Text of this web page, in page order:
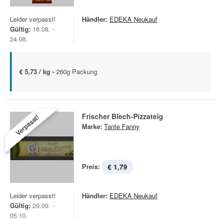
Leider verpasst!
Gültig: 18.08. -
24.08.
Händler: EDEKA Neukauf
€ 5,73 / kg - 260g Packung
Verpasst! Frischer Blech-Pizzateig
Marke: Tante Fanny
Preis: € 1,79
Leider verpasst!
Gültig: 29.09. -
05.10.
Händler: EDEKA Neukauf